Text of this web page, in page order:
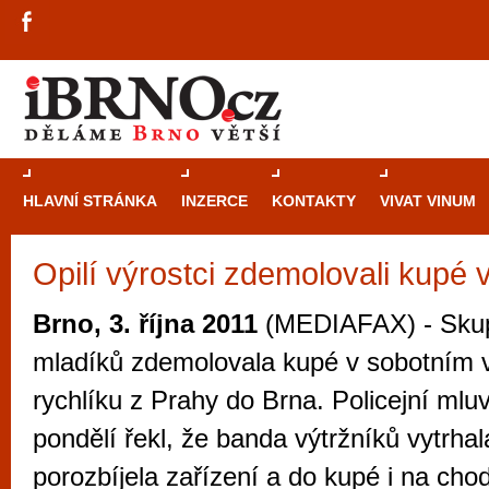
HLAVNÍ STRÁNKA INZERCE KONTAKTY VIVAT VINUM
Opilí výrostci zdemolovali kupé
Brno, 3. října 2011 (MEDIAFAX) -
mladíků zdemolovala kupé v sobotním
rychlíku z Prahy do Brna. Policejní
pondělí řekl, že banda výtržníků
porozbíjela zařízení a do kupé i na
Průvodce
Brně: Od
automaty
Brno je
zajímavé
restaurace,
Mimo jiné je ale také místem, kde si